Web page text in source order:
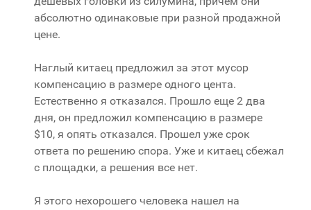
абсолютно одинаковые при разной продажной
цене.
Наглый китаец предложил за этот мусор
компенсацию в размере одного цента.
Естественно я отказался. Прошло еще 2 два
дня, он предложил компенсацию в размере
$10, я опять отказался. Прошел уже срок
ответа по решению спора. Уже и китаец сбежал
с площадки, а решения все нет.
Я этого нехорошего человека нашел на